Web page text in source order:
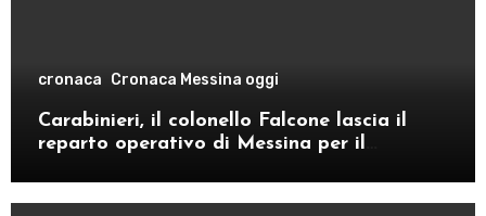
cronaca Cronaca Messina oggi
Carabinieri, il colonello Falcone lascia il
reparto operativo di Messina per il